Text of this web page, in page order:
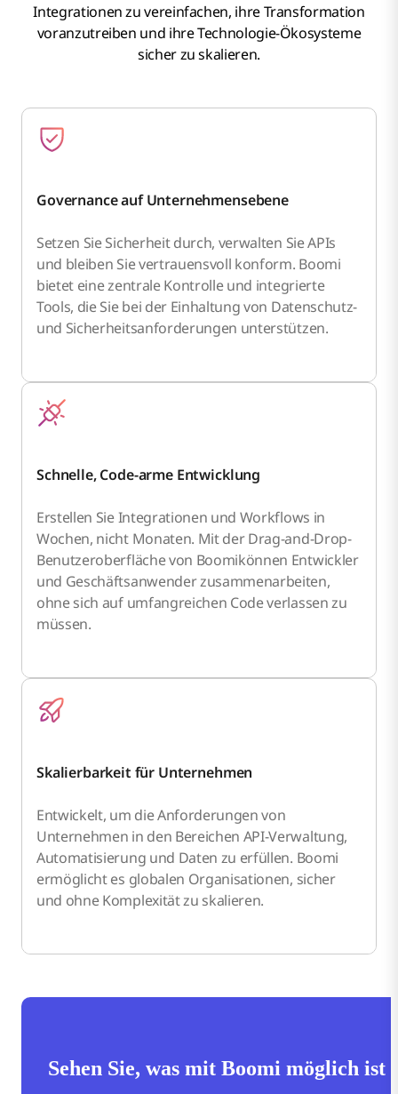
Integrationen zu vereinfachen, ihre Transformation
voranzutreiben und ihre Technologie-Ökosysteme
sicher zu skalieren.
Governance auf Unternehmensebene
Setzen Sie Sicherheit durch, verwalten Sie APIs
und bleiben Sie vertrauensvoll konform. Boomi
bietet eine zentrale Kontrolle und integrierte
Tools, die Sie bei der Einhaltung von Datenschutz-
und Sicherheitsanforderungen unterstützen.
Schnelle, Code-arme Entwicklung
Erstellen Sie Integrationen und Workflows in
Wochen, nicht Monaten. Mit der Drag-and-Drop-
Benutzeroberfläche von Boomikönnen Entwickler
und Geschäftsanwender zusammenarbeiten,
ohne sich auf umfangreichen Code verlassen zu
müssen.
Skalierbarkeit für Unternehmen
Entwickelt, um die Anforderungen von
Unternehmen in den Bereichen API-Verwaltung,
Automatisierung und Daten zu erfüllen. Boomi
ermöglicht es globalen Organisationen, sicher
und ohne Komplexität zu skalieren.
Sehen Sie, was mit Boomi möglich ist